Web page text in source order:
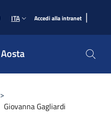
ITA Accedi alla intranet |
>
Giovanna Gagliardi